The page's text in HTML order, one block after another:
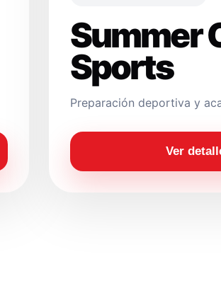
Summer
Sports
Preparación deportiva y
Ver